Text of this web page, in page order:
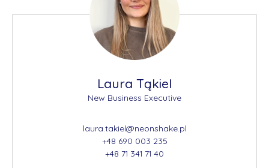
Laura Tąkiel
New Business Executive
laura.takiel@neonshake.pl
+48 690 003 235
+48 71 341 71 40